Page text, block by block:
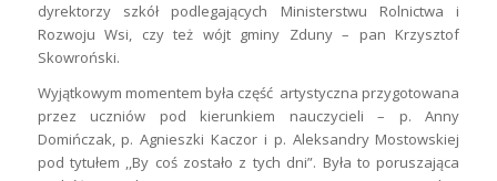
dyrektorzy szkół podlegających Ministerstwu Rolnictwa i
Rozwoju Wsi, czy też wójt gminy Zduny – pan Krzysztof
Skowroński.
Wyjątkowym momentem była część artystyczna przygotowana
przez uczniów pod kierunkiem nauczycieli – p. Anny
Domińczak, p. Agnieszki Kaczor i p. Aleksandry Mostowskiej
pod tytułem ,,By coś zostało z tych dni”. Była to poruszająca